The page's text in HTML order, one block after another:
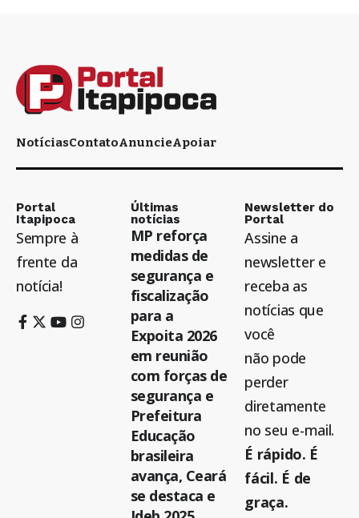
NotíciasContatoAnuncieApoiar
Portal
Itapipoca
Sempre à
frente da
notícia!
Últimas
notícias
MP reforça
medidas de
segurança e
fiscalização
para a
Expoita 2026
em reunião
com forças de
segurança e
Prefeitura
Educação
brasileira
avança, Ceará
se destaca e
Newsletter do
Portal
Assine a
newsletter e
receba as
notícias que
você
não pode
perder
diretamente
no seu e-mail.
É rápido. É
fácil. É de
graça.